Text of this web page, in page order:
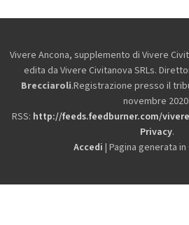
Vivere Ancona, supplemento di Vivere
edita da Vivere Civitanova SRLs.
Brecciaroli.Registrazione presso il
novembre 2020.
RSS: http://feeds.feedburner.com/
Privacy.
Accedi | Pagina generata